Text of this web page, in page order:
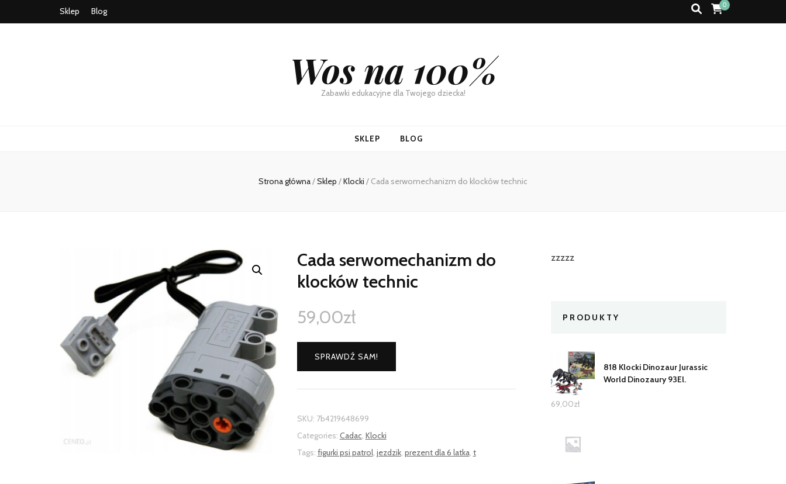
Sklep Blog
0
Wos na 100%
Zabawki edukacyjne dla Twojego dziecka!
SKLEP BLOG
Strona główna/Sklep /Klocki / Cada serwomechanizm do klocków technic
Cada serwomechanizm do
klocków technic
59,00zł
SPRAWDŹ SAM!
SKU: 7b4219648699
Categories: Cadac, Klocki
Tags: figurki psi patrol, jezdzik, prezent dla 6 latka, t
zzzzz
PRODUKTY
818 Klocki Dinozaur Jurassic
World Dinozaury 93El.
69,00zł